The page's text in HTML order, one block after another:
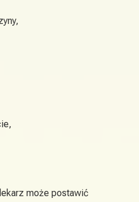
może postawić